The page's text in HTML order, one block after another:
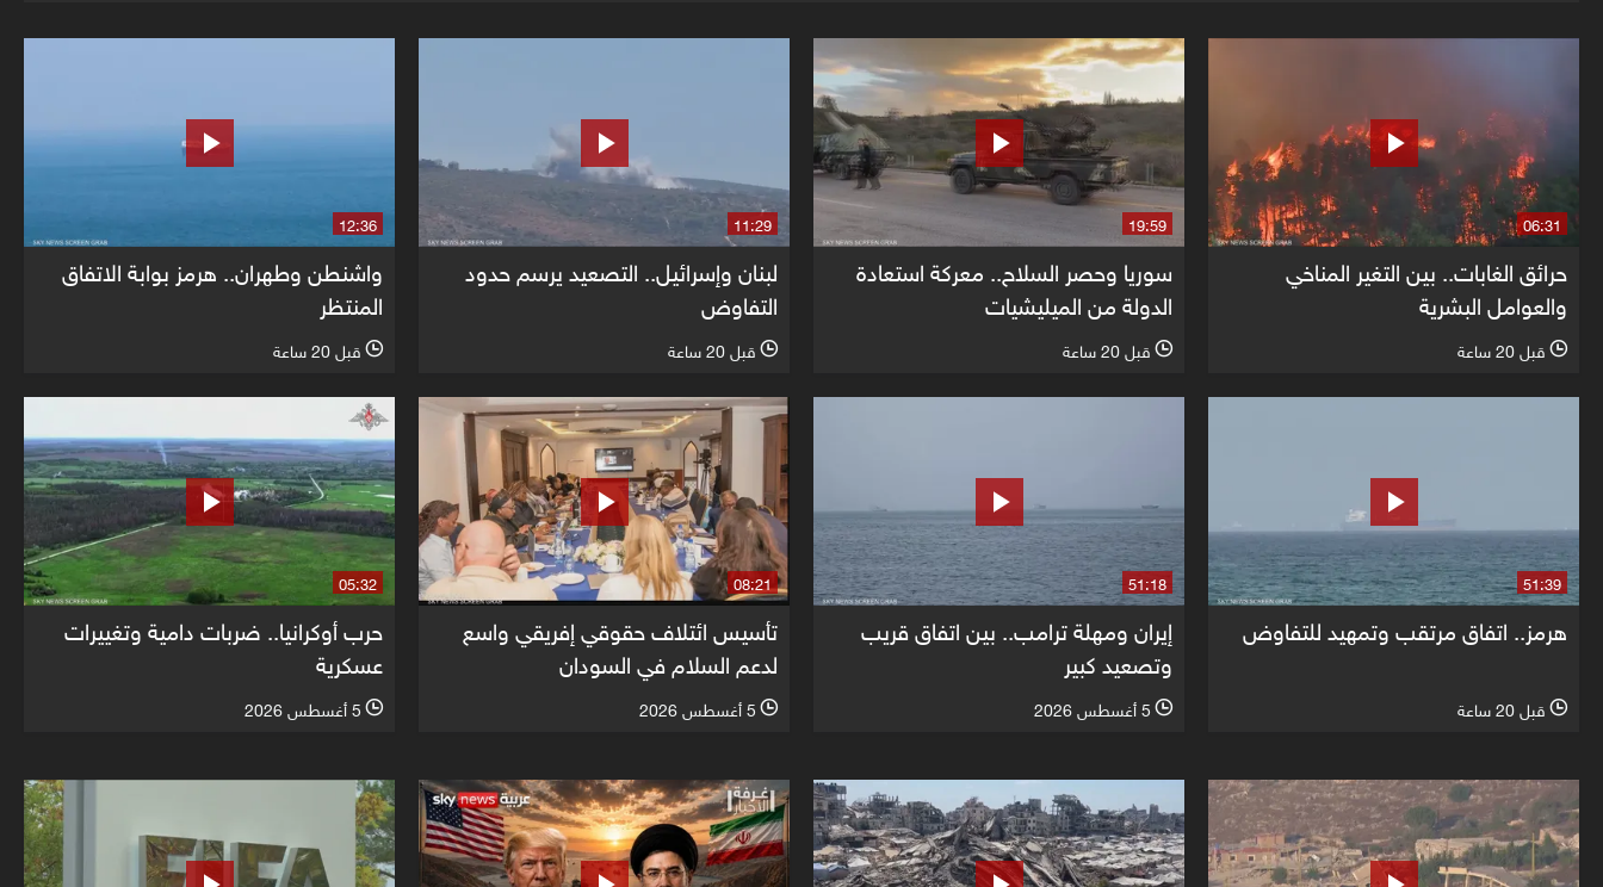
06:31
حرائق الغابات.. بين التغير المناخي
والعوامل البشرية
l قبل 20 ساعة
19:59
سوريا وحصر السلاح.. معركة استعادة
الدولة من الميليشيات
l قبل 20 ساعة
11:29
لبنان وإسرائيل.. التصعيد يرسم حدود
التفاوض
l قبل 20 ساعة
12:36
واشنطن وطهران.. هرمز بوابة الاتفاق
المنتظر
l قبل 20 ساعة
51:39
هرمز.. اتفاق مرتقب وتمهيد للتفاوض
l قبل 20 ساعة
51:18
إيران ومهلة ترامب.. بين اتفاق قريب
وتصعيد كبير
l 5 أغسطس 2026
08:21
تأسيس ائتلاف حقوقي إفريقي واسع
لدعم السلام في السودان
l 5 أغسطس 2026
05:32
حرب أوكرانيا.. ضربات دامية وتغييرات
عسكرية
l 5 أغسطس 2026